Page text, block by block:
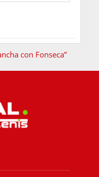
con Fonseca”